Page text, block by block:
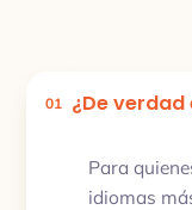
01 ¿De
Para
idiomas